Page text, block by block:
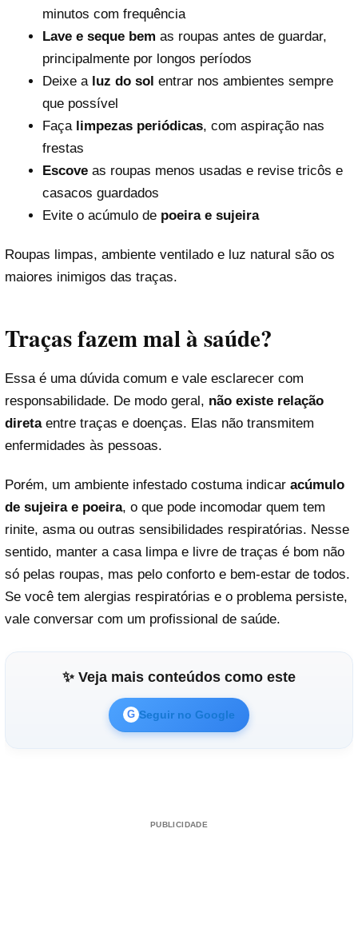
minutos com frequência
Lave e seque bem as roupas antes de guardar,
principalmente por longos períodos
Deixe a luz do sol entrar nos ambientes sempre
que possível
Faça limpezas periódicas, com aspiração nas
frestas
Escoveas roupas menos usadas e revise tricôs e
casacos guardados
Evite o acúmulo de poeira e sujeira
Roupas limpas, ambiente ventilado e luz natural são os
maiores inimigos das traças.
Traças fazem mal à saúde?
Essa é uma dúvida comum e vale esclarecer com
responsabilidade. De modo geral, não existe relação
diretaentre traças e doenças. Elas não transmitem
enfermidades às pessoas.
Porém, um ambiente infestado costuma indicar acúmulo
de sujeira e poeira, o que pode incomodar quem tem
rinite, asma ou outras sensibilidades respiratórias. Nesse
sentido, manter a casa limpa e livre de traças é bom não
só pelas roupas, mas pelo conforto e bem-estar de todos.
Se você tem alergias respiratórias e o problema persiste,
vale conversar com um profissional de saúde.
✨ Veja mais conteúdos como este
G Seguir no Google
PUBLICIDADE